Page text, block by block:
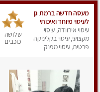
מעסה חדשה ברמת גן
לעיסוי מיוחד ואיכותי
מקום פרטי ואינטימי
ושקט מומלץ לחלוטין!!
עיסוי אירוודה, עיסוי
מקצועי, עיסוי בקליניקה
פרטית, עיסוי מפנק
שלושה
כוכבים